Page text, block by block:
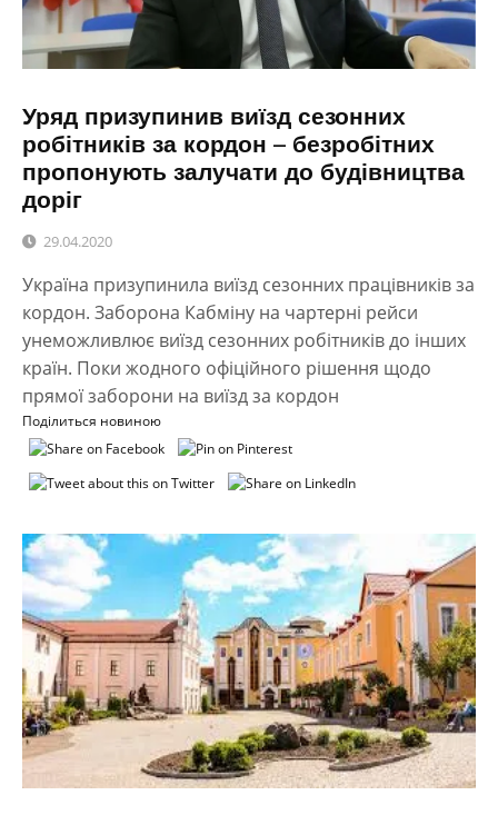
Уряд призупинив виїзд сезонних
робітників за кордон – безробітних
пропонують залучати до будівництва
доріг
29.04.2020
Україна призупинила виїзд сезонних працівників за
кордон. Заборона Кабміну на чартерні рейси
унеможливлює виїзд сезонних робітників до інших
країн. Поки жодного офіційного рішення щодо
прямої заборони на виїзд за кордон
Поділиться новиною